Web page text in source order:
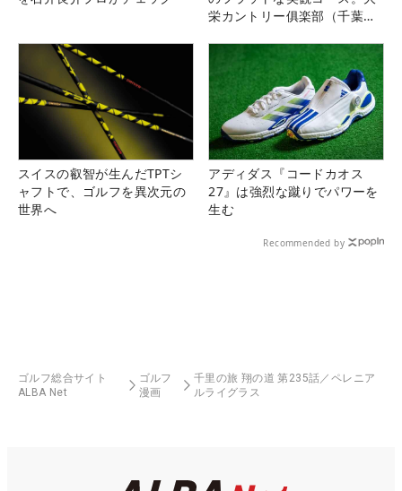
栄カントリー俱楽部（千葉
スイスの叡智が生んだTPTシ
ャフトで、ゴルフを異次元の
世界へ
アディダス『コードカオス
27』は強烈な蹴りでパワーを
生む
Recommended by
ゴルフ総合サイト
ALBA Net
ゴルフ
漫画
千里の旅 翔の道 第235話／ペレニア
ルライグラス